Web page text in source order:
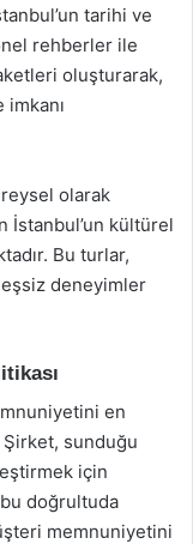
tarihi ve
rehberler ile
oluşturarak,
olarak
kültürel
Bu turlar,
eşsiz deneyimler
en
sunduğu
için
doğrultuda
memnuniyetini